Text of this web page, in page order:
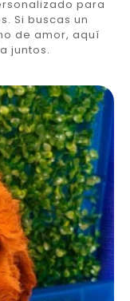
para
Si buscas un
de amor, aquí
juntos.